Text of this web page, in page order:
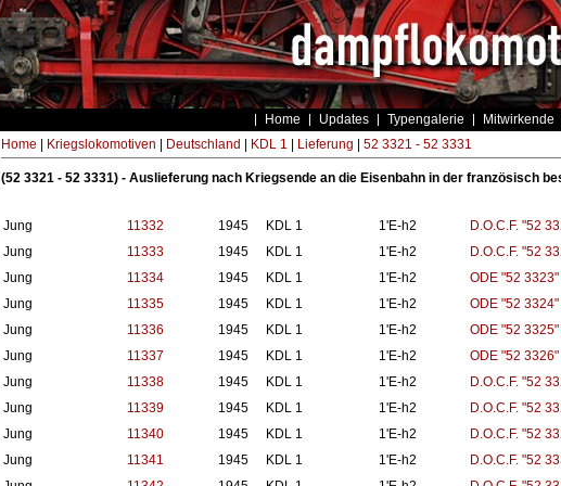
Home Updates Typengalerie Mitwirkende
Home Kriegslokomotiven Deutschland KDL 1 Lieferung 52 3321 - 52 3331
(52 3321 - 52 3331) - Auslieferung nach Kriegsende an die Eisenbahn in der französisch
Jung 11332 1945 KDL 1 1'E-h2
D.O.C.F. "52
Jung
11333 1945 KDL 1 1'E-h2
D.O.C.F. "52
Jung
11334 1945 KDL 1 1'E-h2
ODE "52 3323"
Jung
11335 1945 KDL 1 1'E-h2
ODE "52 3324"
Jung
11336 1945 KDL 1 1'E-h2
ODE "52 3325"
Jung
11337 1945 KDL 1 1'E-h2
ODE "52 3326"
Jung
11338 1945 KDL 1 1'E-h2
D.O.C.F. "52
Jung
11339 1945 KDL 1 1'E-h2
D.O.C.F. "52
Jung
11340 1945 KDL 1 1'E-h2
D.O.C.F. "52
Jung
11341 1945 KDL 1 1'E-h2
D.O.C.F. "52